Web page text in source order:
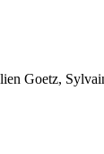
Goetz,